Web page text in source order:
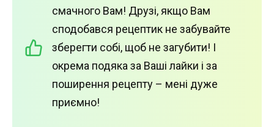
смачного Вам! Друзі, якщо Вам
сподобався рецептик не забувайте
зберегти собі, щоб не загубити! І
окрема подяка за Ваші лайки і за
поширення рецепту – мені дуже
приємно!